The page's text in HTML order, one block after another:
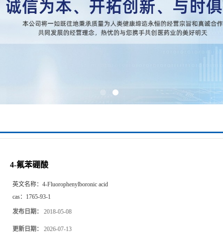
4-氟苯硼酸
英文名称： 4-Fluorophenylboronic acid
cas： 1765-93-1
发布日期： 2018-05-08
更新日期： 2026-07-13